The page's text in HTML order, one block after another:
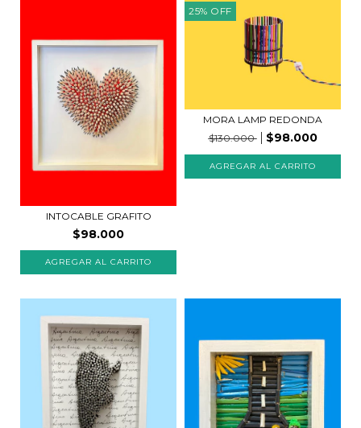
INTOCABLE GRAFITO
$98.000
AGREGAR AL CARRITO
25% OFF
MORA LAMP REDONDA
$130.000
$98.000